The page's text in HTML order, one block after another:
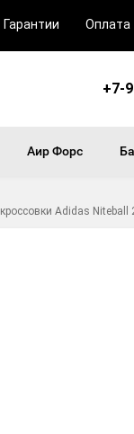
Гарантии Оплата
+7-
Аир Форс
кроссовки Adidas Niteball